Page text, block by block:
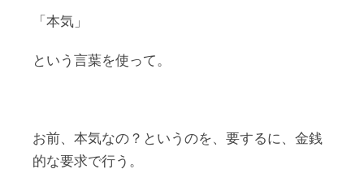
「本気」
という言葉を使って。
お前、本気なの？というのを、要するに、金銭
的な要求で行う。